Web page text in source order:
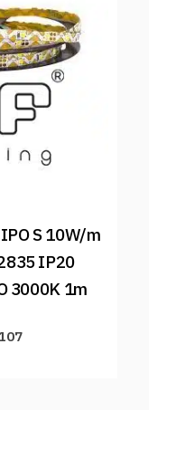
S 10W/m
IP20
3000K 1m